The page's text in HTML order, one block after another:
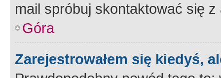
mail spróbuj skontaktować się
Góra
Zarejestrowałem się kiedyś,